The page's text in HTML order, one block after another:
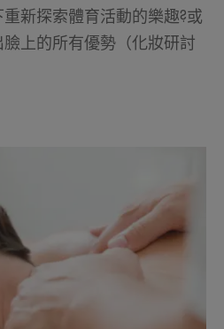
新探索體育活動的樂趣?或
上的所有優勢（化妝研討